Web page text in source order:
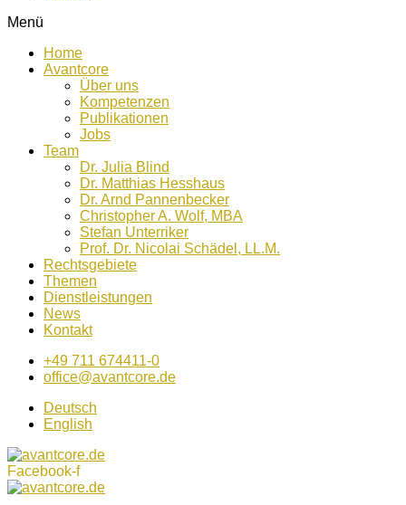
Menü
Home
Avantcore
Über uns
Kompetenzen
Publikationen
Jobs
Team
Dr. Julia Blind
Dr. Matthias Hesshaus
Dr. Arnd Pannenbecker
Christopher A. Wolf, MBA
Stefan Unterriker
Prof. Dr. Nicolai Schädel, LL.M.
Rechtsgebiete
Themen
Dienstleistungen
News
Kontakt
+49 711 674411-0
office@avantcore.de
Deutsch
English
Facebook-f